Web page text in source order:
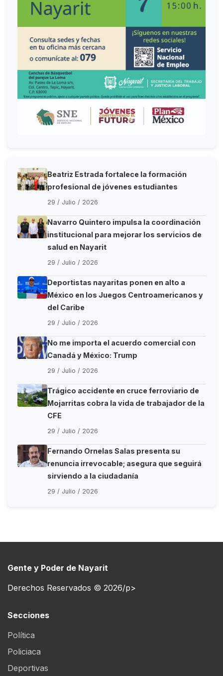
Beatriz Estrada fortalece la formación
profesional de jóvenes estudiantes
29 / Julio / 2026
Navarro Quintero impulsa la coordinación
institucional para mejorar los servicios de
salud en Nayarit
29 / Julio / 2026
Deportistas nayaritas ponen en alto a
México en los Juegos Centroamericanos y
del Caribe
29 / Julio / 2026
No me importa el acuerdo comercial con
Canadá y México: Trump
29 / Julio / 2026
Trágico accidente en cruce ferroviario de
Mojarritas cobra la vida de trabajador de la
CFE
29 / Julio / 2026
Fernando Ornelas Salas presenta su
renuncia irrevocable; asegura que seguirá
sirviendo a la ciudadanía
29 / Julio / 2026
Gente y Poder de Nayarit
Derechos Reservados © 2026/p>
Secciones
Política
Policiaca
Deportivas